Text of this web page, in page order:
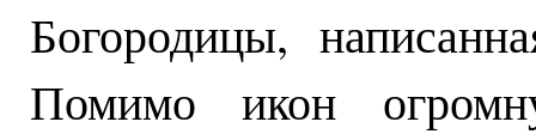
Богородицы,
Помимо икон